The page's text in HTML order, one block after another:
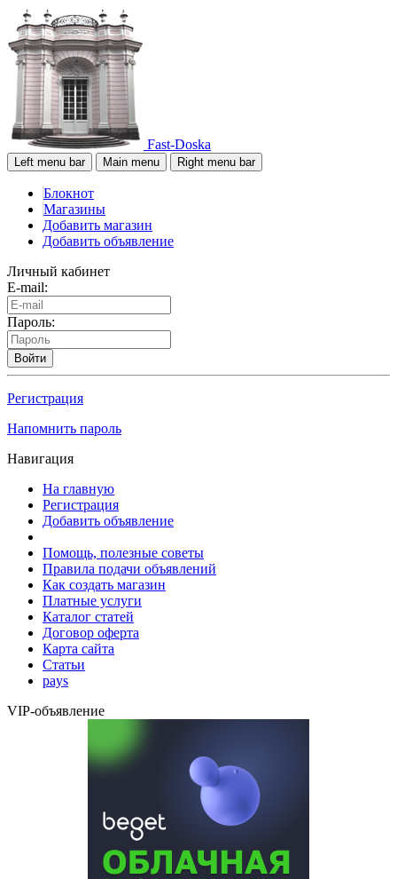
Fast-Doska
Left menu bar Main menu Right menu bar
Блокнот
Магазины
Добавить магазин
Добавить объявление
Личный кабинет
E-mail:
Пароль:
Войти
Регистрация
Напомнить пароль
Навигация
На главную
Регистрация
Добавить объявление
Помощь, полезные советы
Правила подачи объявлений
Как создать магазин
Платные услуги
Каталог статей
Договор оферта
Карта сайта
Статьи
pays
VIP-объявление